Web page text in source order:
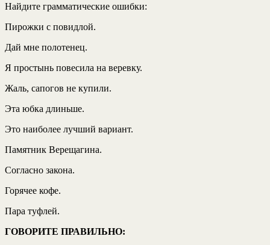
Найдите грамматические ошибки:
Пирожки с повидлой.
Дай мне полотенец.
Я простынь повесила на веревку.
Жаль, сапогов не купили.
Эта юбка длиньше.
Это наиболее лучший вариант.
Памятник Верещагина.
Согласно закона.
Горячее кофе.
Пара туфлей.
ГОВОРИТЕ ПРАВИЛЬНО: